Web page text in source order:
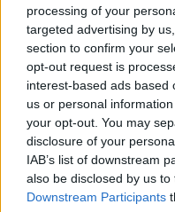
processing of your
targeted advertising by
section to confirm your
opt-out request is
interest-based ads based
us or personal
your opt-out. You may
disclosure of your
IAB’s list of downstream
also be disclosed by us
Downstream Participants